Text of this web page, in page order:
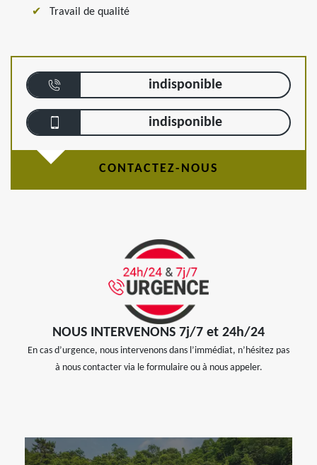
Travail de qualité
indisponible
indisponible
CONTACTEZ-NOUS
NOUS INTERVENONS 7j/7 et 24h/24
En cas d’urgence, nous intervenons dans l’immédiat, n’hésitez pas
à nous contacter via le formulaire ou à nous appeler.